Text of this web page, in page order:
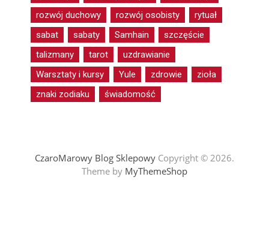
rozwój duchowy
rozwój osobisty
rytuał
sabat
sabaty Samhain
szczęście
talizmany
tarot
uzdrawianie
Warsztaty i kursy
Yule zdrowie
zioła
znaki zodiaku
świadomość
CzaroMarowy Blog SklepowyCopyright © 2026.
Theme by MyThemeShop